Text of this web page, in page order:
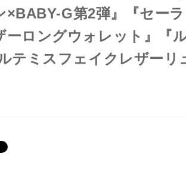
×BABY-G第2弾』『セー
ーロングウォレット』『
テミスフェイクレザー